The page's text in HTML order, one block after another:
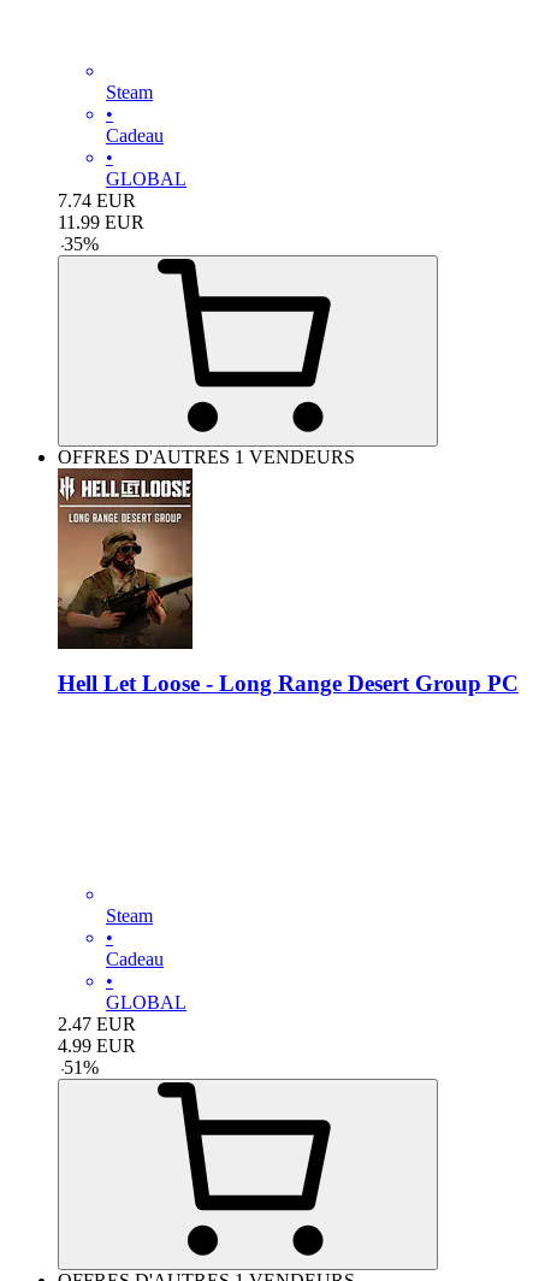
Steam
•
Cadeau
•
GLOBAL
7.74 EUR
11.99 EUR
-35%
OFFRES D'AUTRES 1 VENDEURS
Hell Let Loose - Long Range Desert Group PC
Steam
•
Cadeau
•
GLOBAL
2.47 EUR
4.99 EUR
-51%